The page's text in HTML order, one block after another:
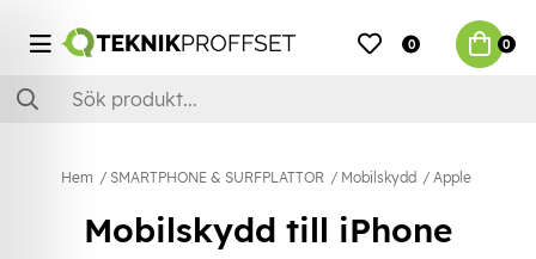
0 0
Hem SMARTPHONE & SURFPLATTOR Mobilskydd Apple
Mobilskydd till iPhone